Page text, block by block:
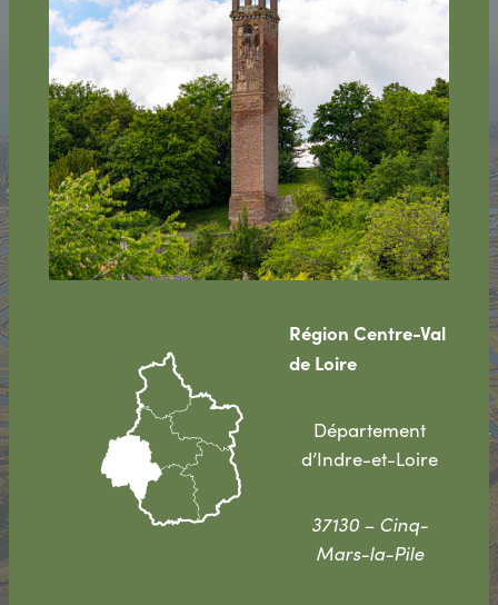
Région Centre-Val
de Loire
Département
d’Indre-et-Loire
37130 – Cinq-
Mars-la-Pile